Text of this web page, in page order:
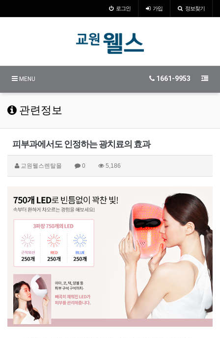
로그인 가입 정보찾기
MENU 1661-9953
관련정보
피부과에서도 인정하는 광치료의 효과
교원웰스렌탈몰 0 5,186